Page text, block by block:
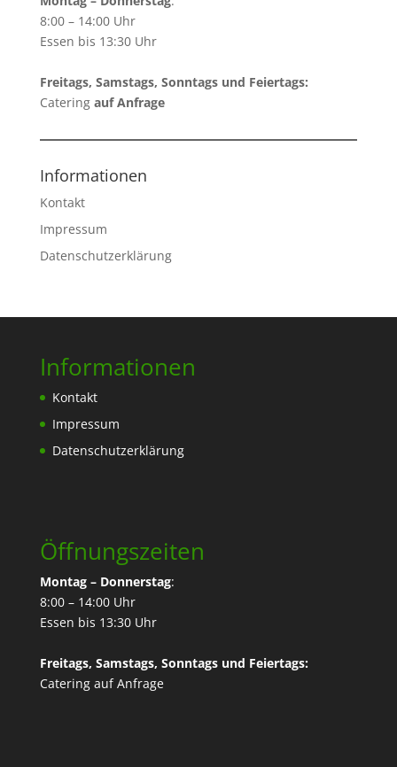
8:00 – 14:00 Uhr
Essen bis 13:30 Uhr
Freitags, Samstags, Sonntags und Feiertags:
Catering auf Anfrage
Informationen
Kontakt
Impressum
Datenschutzerklärung
Informationen
Kontakt
Impressum
Datenschutzerklärung
Öffnungszeiten
Montag – Donnerstag:
8:00 – 14:00 Uhr
Essen bis 13:30 Uhr
Freitags, Samstags, Sonntags und Feiertags:
Catering auf Anfrage